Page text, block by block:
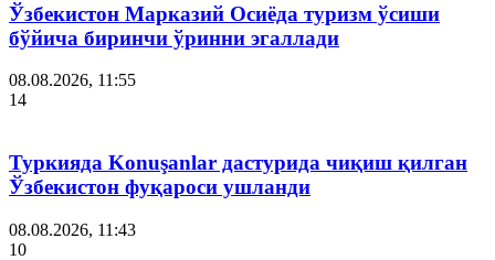
Ўзбекистон Марказий Осиёда туризм ўсиши
бўйича биринчи ўринни эгаллади
08.08.2026, 11:55
14
Туркияда Konuşanlar дастурида чиқиш қилган
Ўзбекистон фуқароси ушланди
08.08.2026, 11:43
10